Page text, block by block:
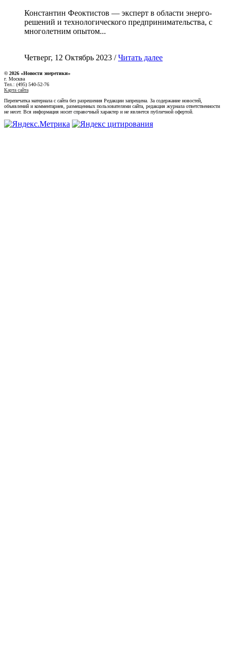
Константин Феоктистов — эксперт в области энерго-
решений и технологического предпринимательства, с
многолетним опытом...
Четверг, 12 Октябрь 2023 /Читать далее
© 2026 «Новости энеретики»
г. Москва
Тел.: (495) 540-52-76
Карта сайта
Перепечатка материала с сайта без разрешения Редакции запрещена. За содержание новостей,
объявлений и комментариев, размещенных пользователями сайта, редакция журнала ответственности
не несет. Вся информация носит справочный характер и не является публичной офертой.